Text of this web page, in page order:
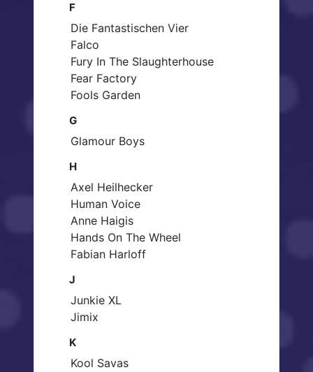
F
Die Fantastischen Vier
Falco
Fury In The Slaughterhouse
Fear Factory
Fools Garden
G
Glamour Boys
H
Axel Heilhecker
Human Voice
Anne Haigis
Hands On The Wheel
Fabian Harloff
J
Junkie XL
Jimix
K
Kool Savas